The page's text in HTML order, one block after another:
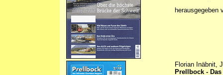
herausgegeben
Florian Inäbnit,
Prellbock -